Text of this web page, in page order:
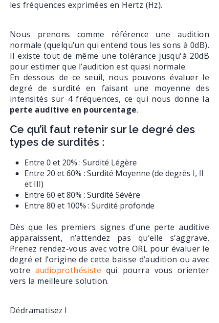
les fréquences exprimées en Hertz (Hz).
Nous prenons comme référence une audition
normale (quelqu’un qui entend tous les sons à 0dB).
Il existe tout de même une tolérance jusqu'à 20dB
pour estimer que l’audition est quasi normale.
En dessous de ce seuil, nous pouvons évaluer le
degré de surdité en faisant une moyenne des
intensités sur 4 fréquences, ce qui nous donne la
perte auditive en pourcentage.
Ce qu’il faut retenir sur le degré des
types de surdités :
Entre 0 et 20% : Surdité Légère
Entre 20 et 60% : Surdité Moyenne (de degrès I, II
et III)
Entre 60 et 80% : Surdité Sévère
Entre 80 et 100% : Surdité profonde
Dès que les premiers signes d’une perte auditive
apparaissent, n’attendez pas qu’elle s’aggrave.
Prenez rendez-vous avec votre ORL pour évaluer le
degré et l’origine de cette baisse d’audition ou avec
votre audioprothésiste qui pourra vous orienter
vers la meilleure solution.
Dédramatisez !